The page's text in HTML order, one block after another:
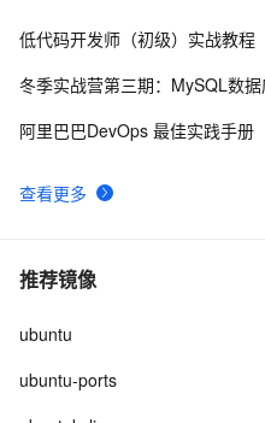
8 在Ubuntu中设置QT Creator
查看更多
低代码开发师（初级）实战教程
冬季实战营第三期：MySQL数
阿里巴巴DevOps 最佳实践手册
推荐镜像
ubuntu
ubuntu-ports